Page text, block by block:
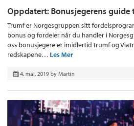
Oppdatert: Bonusjegerens guide
Trumf er Norgesgruppen sitt
bonus og fordeler når du handler i
oss bonusjegere er imidlertid Trumf og
redskapene… Les Mer
4. mai, 2019 by Martin